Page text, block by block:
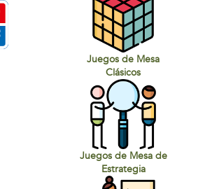
Juegos de Mesa
Clásicos
Juegos de Mesa de
Estrategia